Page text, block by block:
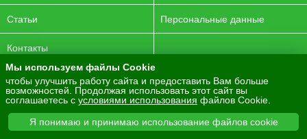
Статьи Персональные данные
Контакты
© 2016-2026 ENERGYAGRO Все права защищены.
Разработка сайта - PurpleLabs
Вся представленная на сайте информация носит
информационный характер и не является публичной офертой.
Мы используем файлы Cookie
чтобы улучшить работу сайта и предоставить Вам больше
возможностей. Продолжая использовать этот сайт вы
соглашаетесь с условиями использования файлов Cookie.
Я понимаю и принимаю использование файлов cookie